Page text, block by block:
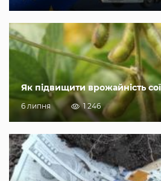
Як підвищити врожайність сої
6 липня 1 246